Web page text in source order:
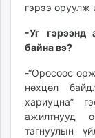
гэрээ оруулж
-Уг гэрээнд
байна вэ?
-“Оросоос
нөхцөл
хариуцна”
ажилтнууд
тагнуулын